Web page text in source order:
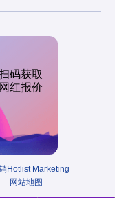
码获取
网红报价
Hotlist Marketing
网站地图